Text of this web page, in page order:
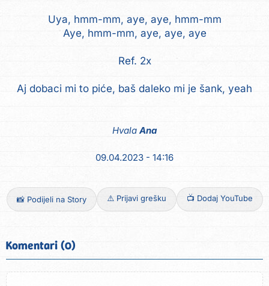
Uya, hmm-mm, aye, aye, hmm-mm
Aye, hmm-mm, aye, aye, aye
Ref. 2x
Aj dobaci mi to piće, baš daleko mi je šank, yeah
HvalaAna
09.04.2023 - 14:16
📸 Podijeli na Story ⚠️ Prijavi grešku 📺 Dodaj YouTube
Komentari (0)